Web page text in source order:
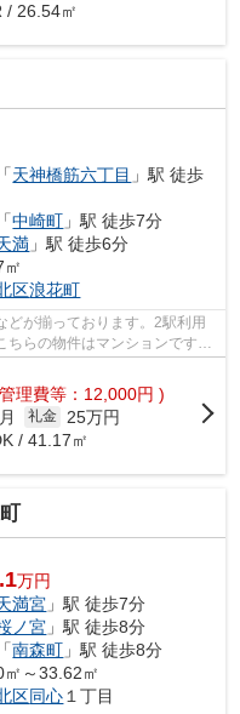
/ 26.54㎡
「天神橋筋六丁目 」駅 徒歩
「中崎町 」駅 徒歩7分
満 」駅 徒歩6分
区浪花町
どが揃っております。2駅利用
ちらの物件はマンションです。
理費等：12,000円 )
礼金
25万円
/ 41.17㎡
万円
満宮 」駅 徒歩7分
ノ宮 」駅 徒歩8分
「南森町 」駅 徒歩8分
～33.62㎡
区同心 １丁目